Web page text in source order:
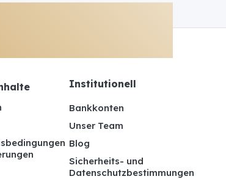
Institutionell
Bankkonten
Unser Team
Blog
Sicherheits- und
Datenschutzbestimmungen